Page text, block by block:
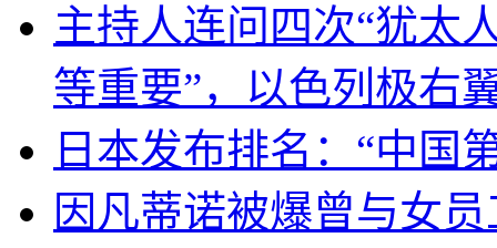
主持人连问四次“犹太
等重要”，以色列极右
日本发布排名：“中国
因凡蒂诺被爆曾与女